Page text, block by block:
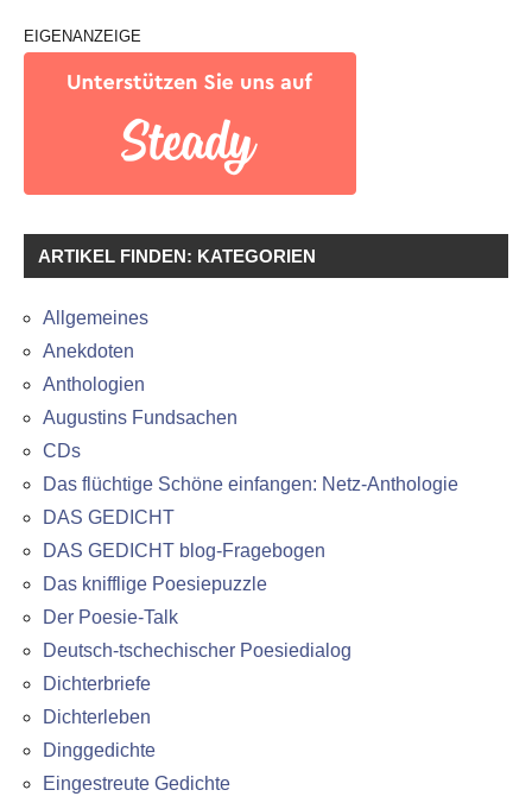
EIGENANZEIGE
ARTIKEL FINDEN: KATEGORIEN
Allgemeines
Anekdoten
Anthologien
Augustins Fundsachen
CDs
Das flüchtige Schöne einfangen: Netz-Anthologie
DAS GEDICHT
DAS GEDICHT blog-Fragebogen
Das knifflige Poesiepuzzle
Der Poesie-Talk
Deutsch-tschechischer Poesiedialog
Dichterbriefe
Dichterleben
Dinggedichte
Eingestreute Gedichte